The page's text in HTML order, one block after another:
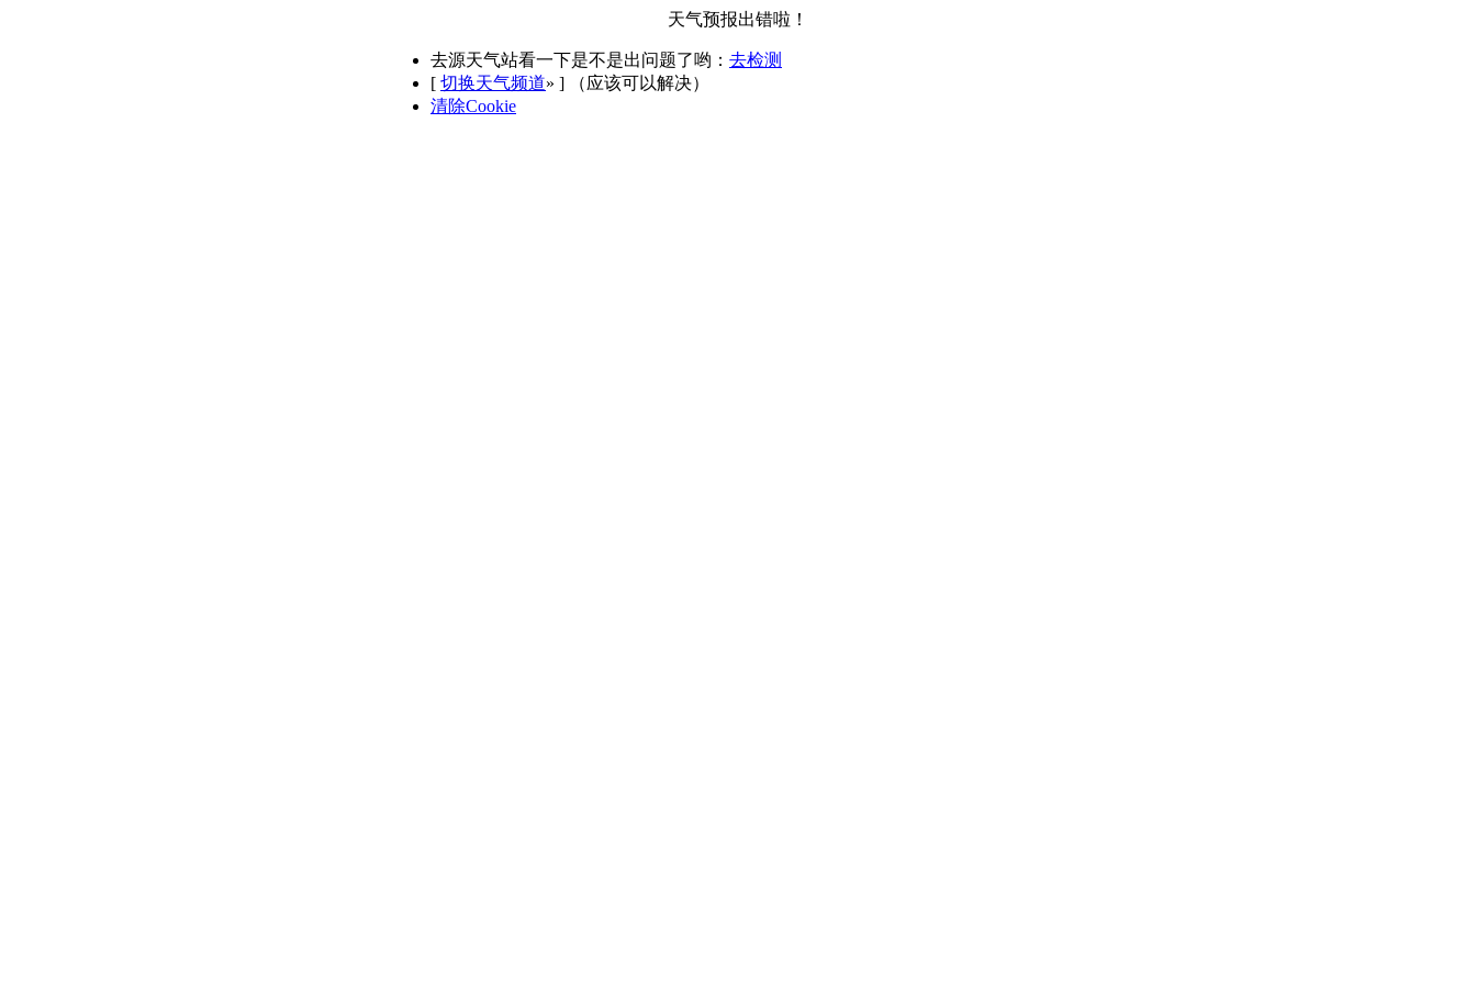
天气预报出错啦！
去源天气站看一下是不是出问题了哟： 去检测
[ 切换天气频道» ] （应该可以解决）
清除Cookie